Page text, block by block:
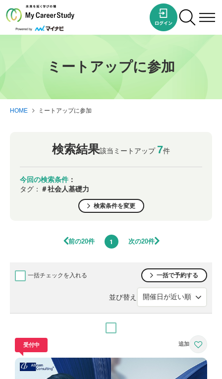
ミートアップに参加
HOME ミートアップに参加
検索結果該当ミートアップ 7件
今回の検索条件 ：
タグ： ＃社会人基礎力
検索条件を変更
前の20件 1 次の20件
一括チェックを入れる 一括で予約する
並び替え
受付中